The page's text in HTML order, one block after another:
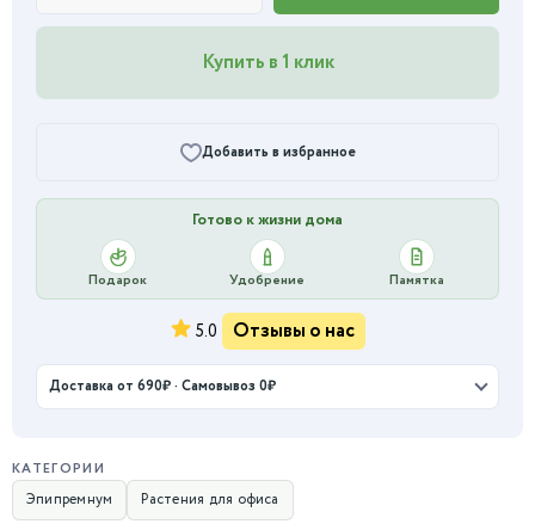
Купить в 1 клик
Добавить в избранное
Готово к жизни дома
Подарок Удобрение Памятка
5.0 Отзывы о нас
Доставка от 690₽ · Самовывоз 0₽
КАТЕГОРИИ
Эпипремнум Растения для офиса